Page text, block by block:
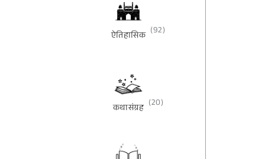
ऐतिहासिक (92)
कथासंग्रह (20)